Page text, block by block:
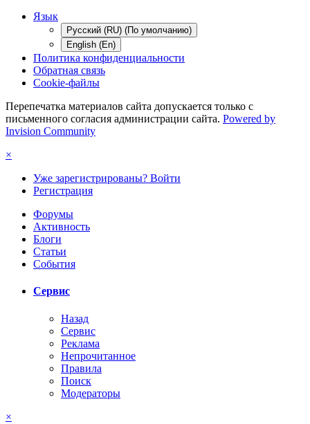
Язык
Русский (RU) (По умолчанию)
English (En)
Политика конфиденциальности
Обратная связь
Cookie-файлы
Перепечатка материалов сайта допускается только с
письменного согласия администрации сайта. Powered by
Invision Community
×
Уже зарегистрированы? Войти
Регистрация
Форумы
Активность
Блоги
Статьи
События
Сервис
Назад
Сервис
Реклама
Непрочитанное
Правила
Поиск
Модераторы
×